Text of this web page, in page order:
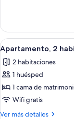
al
mar
1
habitación,
vistas
mar
Abrir
todas
las
fotos
de
Apartamento,
2
9
Apartamento, 2
2 habitaciones
1 huésped
1 cama de
Wifi gratis
Ver más detalles
Más